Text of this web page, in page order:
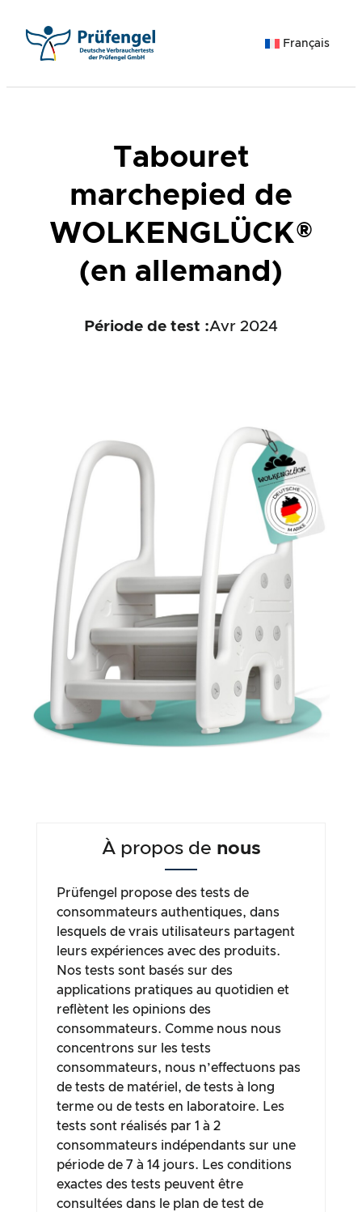
contenu
Français
Tabouret
marchepied de
WOLKENGLÜCK®
(en allemand)
Période de test :Avr 2024
À propos de nous
Prüfengel propose des tests de
consommateurs authentiques, dans
lesquels de vrais utilisateurs partagent
leurs expériences avec des produits.
Nos tests sont basés sur des
applications pratiques au quotidien et
reflètent les opinions des
consommateurs. Comme nous nous
concentrons sur les tests
consommateurs, nous n’effectuons pas
de tests de matériel, de tests à long
terme ou de tests en laboratoire. Les
tests sont réalisés par 1 à 2
consommateurs indépendants sur une
période de 7 à 14 jours. Les conditions
exactes des tests peuvent être
consultées dans le plan de test de